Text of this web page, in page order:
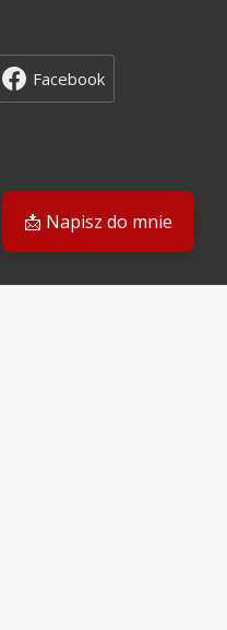
Facebook
📩 Napisz do mnie